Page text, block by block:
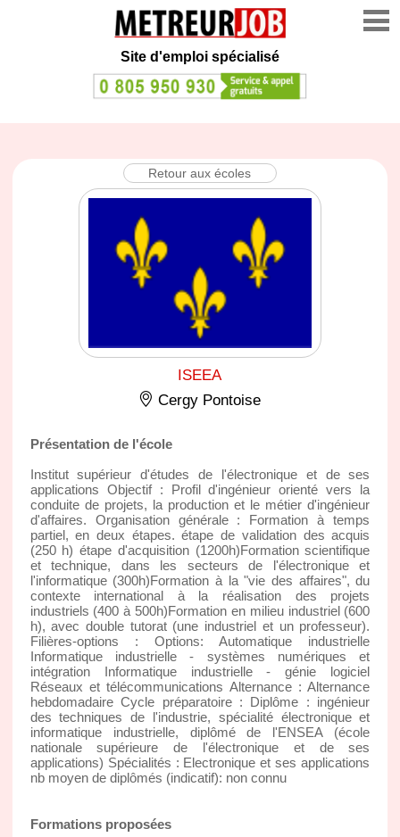
Site d'emploi spécialisé
Retour aux écoles
ISEEA
Cergy Pontoise
Présentation de l'école
Institut supérieur d'études de l'électronique et de ses
applications Objectif : Profil d'ingénieur orienté vers la
conduite de projets, la production et le métier d'ingénieur
d'affaires. Organisation générale : Formation à temps
partiel, en deux étapes. étape de validation des acquis
(250 h) étape d'acquisition (1200h)Formation scientifique
et technique, dans les secteurs de l'électronique et
l'informatique (300h)Formation à la "vie des affaires", du
contexte international à la réalisation des projets
industriels (400 à 500h)Formation en milieu industriel (600
h), avec double tutorat (une industriel et un professeur).
Filières-options : Options: Automatique industrielle
Informatique industrielle - systèmes numériques et
intégration Informatique industrielle - génie logiciel
Réseaux et télécommunications Alternance : Alternance
hebdomadaire Cycle préparatoire : Diplôme : ingénieur
des techniques de l'industrie, spécialité électronique et
informatique industrielle, diplômé de l'ENSEA (école
nationale supérieure de l'électronique et de ses
applications) Spécialités : Electronique et ses applications
nb moyen de diplômés (indicatif): non connu
Formations proposées